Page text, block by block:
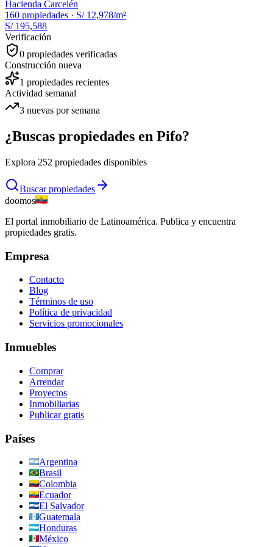
Hacienda Carcelén
160 propiedades · S/ 12,978/m²
S/ 195,588
Verificación
0 propiedades verificadas
Construcción nueva
1 propiedades recientes
Actividad semanal
3 nuevas por semana
¿Buscas propiedades en Pifo?
Explora 252 propiedades disponibles
Buscar propiedades
doomos
El portal inmobiliario de Latinoamérica. Publica y encuentra
propiedades gratis.
Empresa
Contacto
Blog
Términos de uso
Política de privacidad
Servicios promocionales
Inmuebles
Comprar
Arrendar
Proyectos
Inmobiliarias
Publicar gratis
Países
Argentina
Brasil
Colombia
Ecuador
El Salvador
Guatemala
Honduras
México